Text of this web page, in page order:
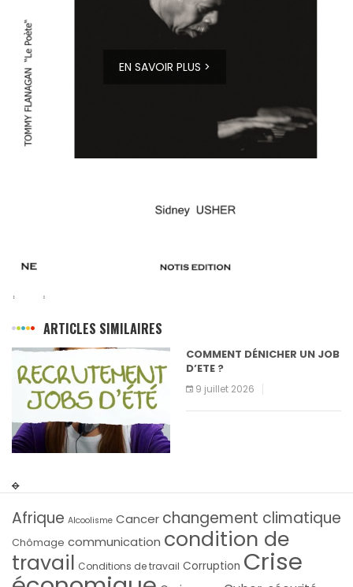
EN SAVOIR PLUS >
ARTICLES SIMILAIRES
COMMENT DÉNICHER UN JOB
D’ETE ?
9 juillet 2026
Afrique Alcoolisme Cancer changement climatique
Chômage communication condition de
travail Conditions de travail Corruption Crise